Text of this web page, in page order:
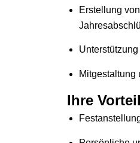
Erstellung
Mitgestaltung
Ihre